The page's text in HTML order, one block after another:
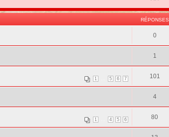
RÉPONSES
0
1
1 5 6 7 101
4
1 4 5 6 80